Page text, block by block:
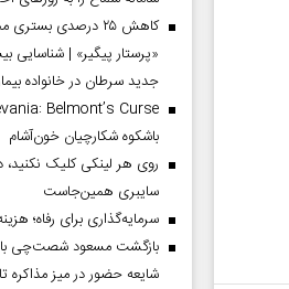
کاهش ۲۵ درصدی
جدید سرطان در خانواده
باشکوه شکارچیان خون‌آشام
روی هر لینکی کلیک نکنید،
سایبری همین‌جاست
سرمایه‌گذاری برای رفاه؛
بازگشت مسعود شصت‌چی با
شایعه حضور در میز مذاکره